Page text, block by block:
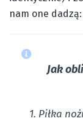
nam one dadzą:
Jak
1. Piłka